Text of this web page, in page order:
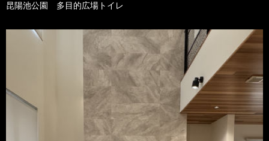
昆陽池公園 多目的広場トイレ